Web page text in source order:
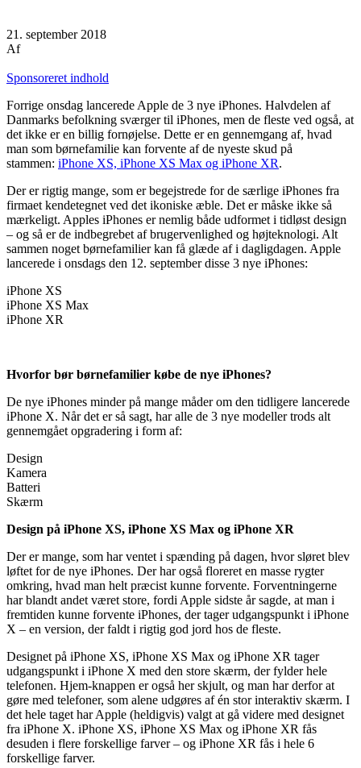
21. september 2018
Af
Sponsoreret indhold
Forrige onsdag lancerede Apple de 3 nye iPhones. Halvdelen af
Danmarks befolkning sværger til iPhones, men de fleste ved også, at
det ikke er en billig fornøjelse. Dette er en gennemgang af, hvad
man som børnefamilie kan forvente af de nyeste skud på
stammen: iPhone XS, iPhone XS Max og iPhone XR.
Der er rigtig mange, som er begejstrede for de særlige iPhones fra
firmaet kendetegnet ved det ikoniske æble. Det er måske ikke så
mærkeligt. Apples iPhones er nemlig både udformet i tidløst design
– og så er de indbegrebet af brugervenlighed og højteknologi. Alt
sammen noget børnefamilier kan få glæde af i dagligdagen. Apple
lancerede i onsdags den 12. september disse 3 nye iPhones:
iPhone XS
iPhone XS Max
iPhone XR
Hvorfor bør børnefamilier købe de nye iPhones?
De nye iPhones minder på mange måder om den tidligere lancerede
iPhone X. Når det er så sagt, har alle de 3 nye modeller trods alt
gennemgået opgradering i form af:
Design
Kamera
Batteri
Skærm
Design på iPhone XS, iPhone XS Max og iPhone XR
Der er mange, som har ventet i spænding på dagen, hvor sløret blev
løftet for de nye iPhones. Der har også floreret en masse rygter
omkring, hvad man helt præcist kunne forvente. Forventningerne
har blandt andet været store, fordi Apple sidste år sagde, at man i
fremtiden kunne forvente iPhones, der tager udgangspunkt i iPhone
X – en version, der faldt i rigtig god jord hos de fleste.
Designet på iPhone XS, iPhone XS Max og iPhone XR tager
udgangspunkt i iPhone X med den store skærm, der fylder hele
telefonen. Hjem-knappen er også her skjult, og man har derfor at
gøre med telefoner, som alene udgøres af én stor interaktiv skærm. I
det hele taget har Apple (heldigvis) valgt at gå videre med designet
fra iPhone X. iPhone XS, iPhone XS Max og iPhone XR fås
desuden i flere forskellige farver – og iPhone XR fås i hele 6
forskellige farver.